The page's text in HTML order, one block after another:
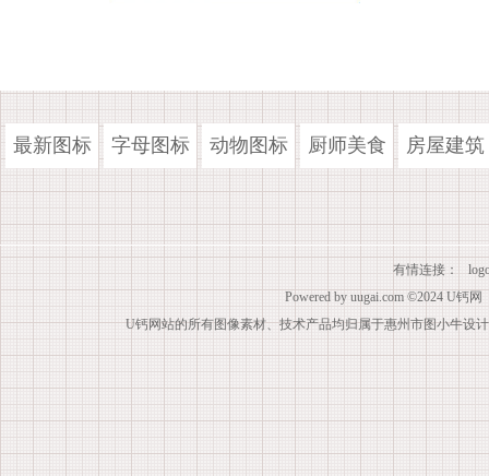
最新图标 字母图标 动物图标 厨师美食 房屋建筑
有情连接：
Powered by uugai.com ©2024 U钙网
U钙网站的所有图像素材、技术产品均归属于惠州市图小牛设